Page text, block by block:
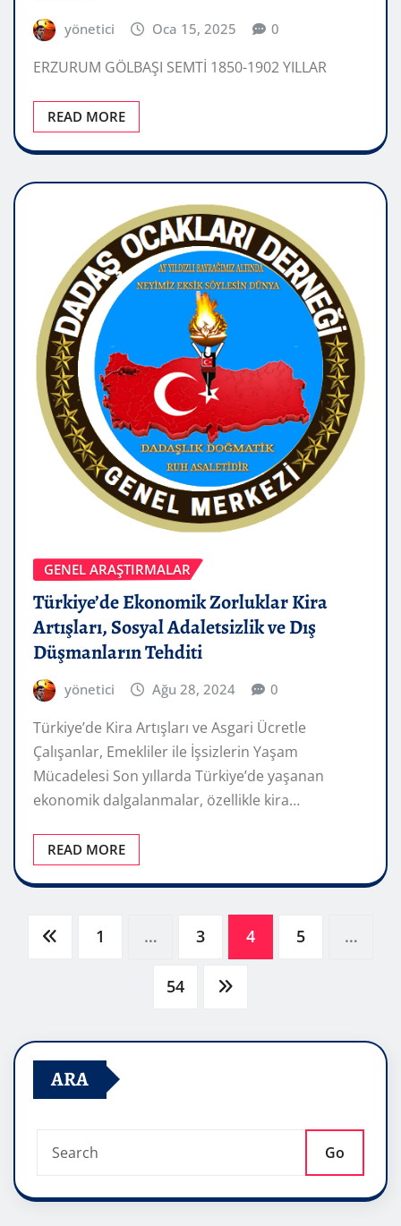
yönetici Oca 15, 2025 0
ERZURUM GÖLBAŞI SEMTİ 1850-1902 YILLAR
READ MORE
GENEL ARAŞTIRMALAR
Türkiye’de Ekonomik Zorluklar Kira
Artışları, Sosyal Adaletsizlik ve Dış
Düşmanların Tehditi
yönetici Ağu 28, 2024 0
Türkiye’de Kira Artışları ve Asgari Ücretle
Çalışanlar, Emekliler ile İşsizlerin Yaşam
Mücadelesi Son yıllarda Türkiye’de yaşanan
ekonomik dalgalanmalar, özellikle kira…
READ MORE
Yazı
sayfalaması
1 … 3 4 5 …
54
ARA
Go